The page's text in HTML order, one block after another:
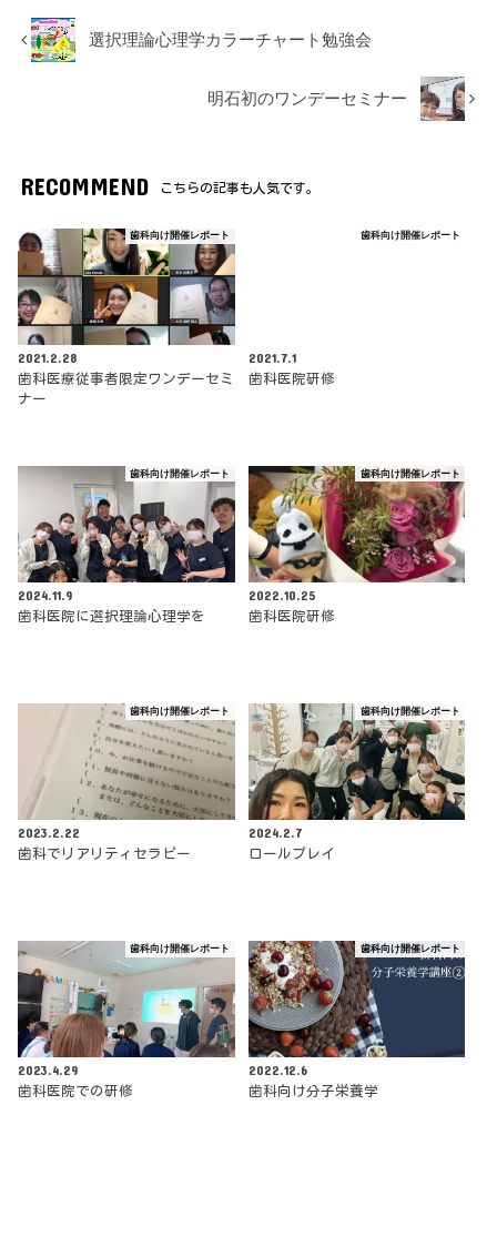
選択理論心理学カラーチャート勉強会
明石初のワンデーセミナー
RECOMMEND こちらの記事も人気です。
歯科向け開催レポート
2021.2.28
歯科医療従事者限定ワンデーセミ
ナー
歯科向け開催レポート
2021.7.1
歯科医院研修
歯科向け開催レポート
2024.11.9
歯科医院に選択理論心理学を
歯科向け開催レポート
2022.10.25
歯科医院研修
歯科向け開催レポート
2023.2.22
歯科でリアリティセラピー
歯科向け開催レポート
2024.2.7
ロールプレイ
歯科向け開催レポート
2023.4.29
歯科医院での研修
歯科向け開催レポート
2022.12.6
歯科向け分子栄養学